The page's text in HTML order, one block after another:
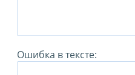
Ошибка в тексте: